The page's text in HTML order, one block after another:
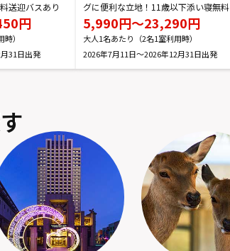
送迎バスあり
円
）
31日
グに便利な立地！11歳以下添い寝無料
5,990円～23,290円
大人1名あたり（2名1室利用時）
2026年7月11日～2026年12月31日